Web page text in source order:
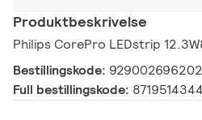
Produktbeskrivelse
Philips CorePro LEDstrip
Bestillingskode: 929002696202
Full bestillingskode: